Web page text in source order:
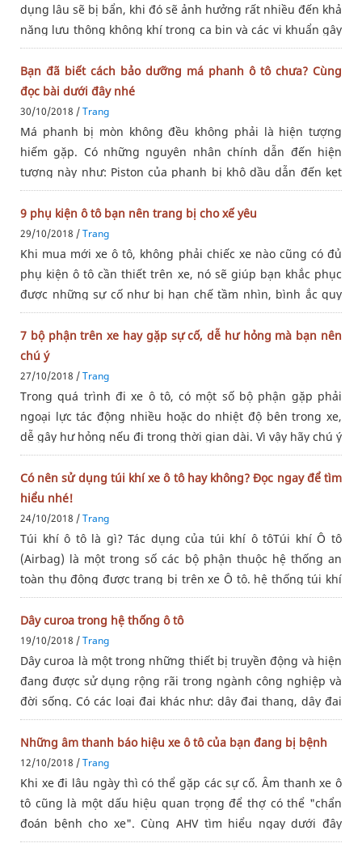
dụng lâu sẽ bị bẩn, khi đó sẽ ảnh hưởng rất nhiều đến khả
năng lưu thông không khí trong ca bin và các vi khuẩn gây
ô nhiễm sẽ có cơ hội hoạt động mạnh hơn khi xe vận
hành. Triệu
Bạn đã biết cách bảo dưỡng má phanh ô tô chưa? Cùng
đọc bài dưới đây nhé
30/10/2018 /Trang
Má phanh bị mòn không đều không phải là hiện tượng
hiếm gặp. Có những nguyên nhân chính dẫn đến hiện
tượng này như: Piston của phanh bị khô dầu dẫn đến kẹt
hoặc hoạt động không trơn tru. Việc này sẽ khiến các má
phanh di chuyển không
9 phụ kiện ô tô bạn nên trang bị cho xế yêu
29/10/2018 /Trang
Khi mua mới xe ô tô, không phải chiếc xe nào cũng có đủ
phụ kiện ô tô cần thiết trên xe, nó sẽ giúp bạn khắc phục
được những sự cố như bị hạn chế tầm nhìn, bình ắc quy
hết điện hay việc thủng lốp xe... Dưới đây là những đồ
dùng cần
7 bộ phận trên xe hay gặp sự cố, dễ hư hỏng mà bạn nên
chú ý
27/10/2018 /Trang
Trong quá trình đi xe ô tô, có một số bộ phận gặp phải
ngoại lực tác động nhiều hoặc do nhiệt độ bên trong xe,
dễ gây hư hỏng nếu đi trong thời gian dài. Vì vậy hãy chú ý
để kiểm tra và thay thế ngay nhé!1. Giảm chấn trướcTrong
quá
Có nên sử dụng túi khí xe ô tô hay không? Đọc ngay để tìm
hiểu nhé!
24/10/2018 /Trang
Túi khí ô tô là gì? Tác dụng của túi khí ô tôTúi khí Ô tô
(Airbag) là một trong số các bộ phận thuộc hệ thống an
toàn thụ động được trang bị trên xe Ô tô. hệ thống túi khí
trên ô tô sẽ tự động được bơm đầy khí khi có va chạm đối
với
Dây curoa trong hệ thống ô tô
19/10/2018 /Trang
Dây curoa là một trong những thiết bị truyền động và hiện
đang được sử dụng rộng rãi trong ngành công nghiệp và
đời sống. Có các loại đai khác như: dây đai thang, dây đai
răng, dây đai phi tròn, dây đai bản dẹt…Dây curoa là một
phụ
Những âm thanh báo hiệu xe ô tô của bạn đang bị bệnh
12/10/2018 /Trang
Khi xe đi lâu ngày thì có thể gặp các sự cố. Âm thanh xe ô
tô cũng là một dấu hiệu quan trọng để thợ có thể "chẩn
đoán bệnh cho xe". Cùng AHV tìm hiểu ngay dưới đây
nhé!1 Âm thanh như tiếng gió rít Khi khởi động xe và bạn